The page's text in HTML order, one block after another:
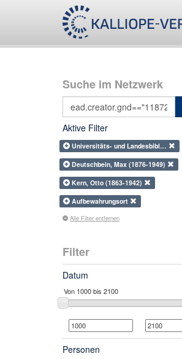
Suche im Netzwerk
Aktive Filter
Universitäts- und Landesbibl…
Deutschbein, Max (1876-1949)
Kern, Otto (1863-1942)
Aufbewahrungsort
Alle Filter entfernen
Filter
Datum
Personen